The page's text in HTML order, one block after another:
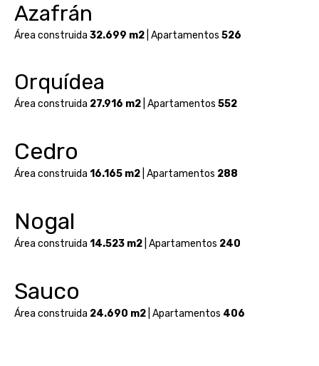
Azafrán
Área construida 32.699 m2 | Apartamentos 526
Orquídea
Área construida 27.916 m2 | Apartamentos 552
Cedro
Área construida 16.165 m2 | Apartamentos 288
Nogal
Área construida 14.523 m2 | Apartamentos 240
Sauco
Área construida 24.690 m2 | Apartamentos 406